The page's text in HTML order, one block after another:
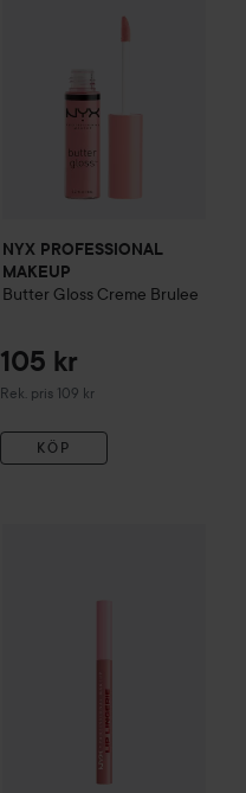
NYX PROFESSIONAL
MAKEUP
Butter Gloss Creme Brulee
105 kr
Rek. pris 109 kr
Rekommenderat pris 109 kr
KÖP